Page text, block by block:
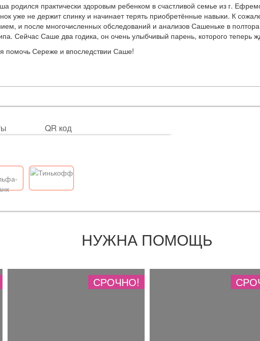
практически здоровым ребенком в счастливой семье из г.
уже не держит спинку и начинает терять приобретённые навыки. К
и после многочисленных обследований и анализов Сашеньке в
Сейчас Саше два годика, он очень улыбчивый парень, которого теперь
помочь Сереже и впоследствии Саше!
QR код
НУЖНА ПОМОЩЬ
СРОЧНО!